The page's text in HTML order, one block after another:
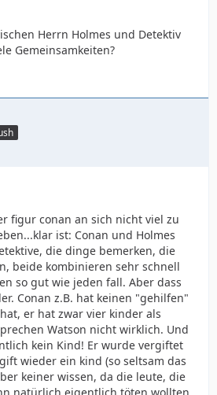
Herrn Holmes und Detektiv
Gemeinsamkeiten?
figur conan an sich nicht viel zu
ist: Conan und Holmes
die dinge bemerken, die
beide kombinieren sehr schnell
so gut wie jeden fall. Aber dass
Conan z.B. hat keinen "gehilfen"
er hat zwar vier kinder als
Watson nicht wirklich. Und
kein Kind! Er wurde vergiftet
wieder ein kind (so seltsam das
keiner wissen, da die leute, die